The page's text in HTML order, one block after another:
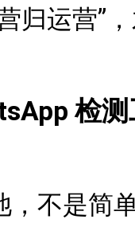
归运营”
检
不是简